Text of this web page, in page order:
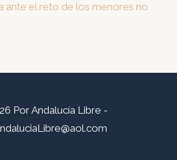
ante el reto de los menores no
Por Andalucía Libre -